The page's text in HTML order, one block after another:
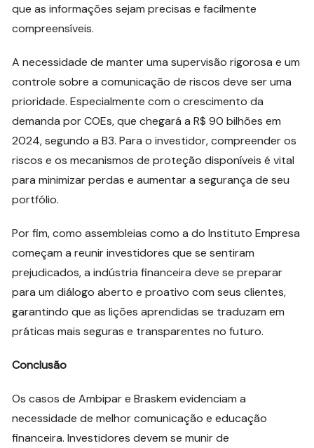
que as informações sejam precisas e facilmente
compreensíveis.
A necessidade de manter uma supervisão rigorosa e um
controle sobre a comunicação de riscos deve ser uma
prioridade. Especialmente com o crescimento da
demanda por COEs, que chegará a R$ 90 bilhões em
2024, segundo a B3. Para o investidor, compreender os
riscos e os mecanismos de proteção disponíveis é vital
para minimizar perdas e aumentar a segurança de seu
portfólio.
Por fim, como assembleias como a do Instituto Empresa
começam a reunir investidores que se sentiram
prejudicados, a indústria financeira deve se preparar
para um diálogo aberto e proativo com seus clientes,
garantindo que as lições aprendidas se traduzam em
práticas mais seguras e transparentes no futuro.
Conclusão
Os casos de Ambipar e Braskem evidenciam a
necessidade de melhor comunicação e educação
financeira. Investidores devem se munir de